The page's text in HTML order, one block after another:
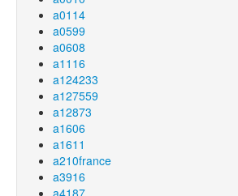
a0114
a0599
a0608
a1116
a124233
a127559
a12873
a1606
a1611
a210france
a3916